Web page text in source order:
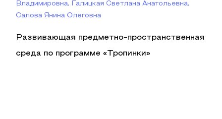
Владимировна, Галицкая Светлана Анатольевна,
Салова Янина Олеговна
Развивающая предметно-пространственная
среда по программе «Тропинки»